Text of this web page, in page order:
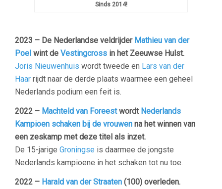
Sinds 2014!
2023 – De Nederlandse veldrijder Mathieu van der
Poel wint de Vestingcross in het Zeeuwse Hulst.
Joris Nieuwenhuis wordt tweede en Lars van der
Haar rijdt naar de derde plaats waarmee een geheel
Nederlands podium een feit is.
2022 – Machteld van Foreestwordt Nederlands
Kampioen schaken bij de vrouwen na het winnen van
een zeskamp met deze titel als inzet.
De 15-jarige Groningse is daarmee de jongste
Nederlands kampioene in het schaken tot nu toe.
2022 – Harald van der Straaten (100) overleden.